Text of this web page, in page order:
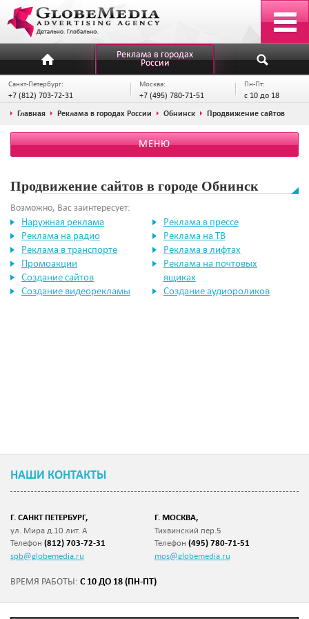
Реклама в городах
России
Санкт-Петербург:
+7 (812) 703-72-31
Москва:
+7 (495) 780-71-51
Пн-Пт:
с 10 до 18
Главная Реклама в городах России Обнинск Продвижение сайтов
МЕНЮ
Продвижение сайтов в городе Обнинск
Возможно, Вас заинтересует:
Наружная реклама
Реклама на радио
Реклама в транспорте
Промоакции
Создание сайтов
Создание видеорекламы
Реклама в прессе
Реклама на ТВ
Реклама в лифтах
Реклама на почтовых
ящиках
Создание аудиороликов
НАШИ КОНТАКТЫ
Г. САНКТ ПЕТЕРБУРГ,
ул. Мира д.10 лит. А
Телефон (812) 703-72-31
spb@globemedia.ru
Г. МОСКВА,
Тихвинский пер.5
Телефон (495) 780-71-51
mos@globemedia.ru
ВРЕМЯ РАБОТЫ: С 10 ДО 18 (ПН-ПТ)